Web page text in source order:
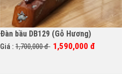
Đàn bầu DB129 (Gỗ Hương)
Giá : 1,700,000 đ 1,590,000 đ